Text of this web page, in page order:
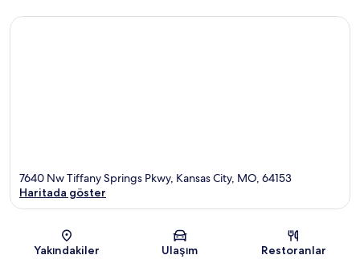
Harita
7640 Nw Tiffany Springs Pkwy, Kansas City, MO, 64153
Haritada göster
Yakındakiler Ulaşım Restoranlar